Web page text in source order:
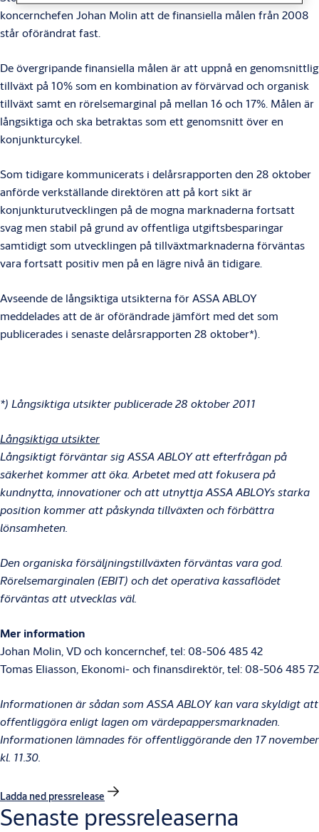
koncernchefen Johan Molin att de finansiella målen från 2008
står oförändrat fast.
De övergripande finansiella målen är att uppnå en genomsnittlig
tillväxt på 10% som en kombination av förvärvad och organisk
tillväxt samt en rörelsemarginal på mellan 16 och 17%. Målen är
långsiktiga och ska betraktas som ett genomsnitt över en
konjunkturcykel.
Som tidigare kommunicerats i delårsrapporten den 28 oktober
anförde verkställande direktören att på kort sikt är
konjunkturutvecklingen på de mogna marknaderna fortsatt
svag men stabil på grund av offentliga utgiftsbesparingar
samtidigt som utvecklingen på tillväxtmarknaderna förväntas
vara fortsatt positiv men på en lägre nivå än tidigare.
Avseende de långsiktiga utsikterna för ASSA ABLOY
meddelades att de är oförändrade jämfört med det som
publicerades i senaste delårsrapporten 28 oktober*).
*) Långsiktiga utsikter publicerade 28 oktober 2011
Långsiktiga utsikter
Långsiktigt förväntar sig ASSA ABLOY att efterfrågan på
säkerhet kommer att öka. Arbetet med att fokusera på
kundnytta, innovationer och att utnyttja ASSA ABLOYs starka
position kommer att påskynda tillväxten och förbättra
lönsamheten.
Den organiska försäljningstillväxten förväntas vara god.
Rörelsemarginalen (EBIT) och det operativa kassaflödet
förväntas att utvecklas väl.
Mer information
Johan Molin, VD och koncernchef, tel: 08-506 485 42
Tomas Eliasson, Ekonomi- och finansdirektör, tel: 08-506 485 72
Informationen är sådan som ASSA ABLOY kan vara skyldigt att
offentliggöra enligt lagen om värdepappersmarknaden.
Informationen lämnades för offentliggörande den 17 november
kl. 11.30.
Ladda ned pressrelease
Senaste pressreleaserna